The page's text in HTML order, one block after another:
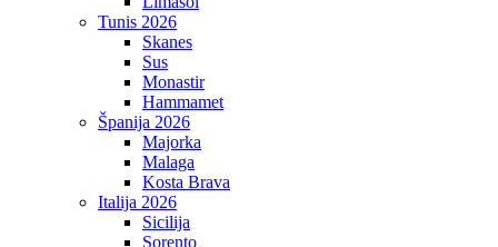
Tunis 2026
Skanes
Sus
Monastir
Hammamet
Španija 2026
Majorka
Malaga
Kosta Brava
Italija 2026
Sicilija
Sorento